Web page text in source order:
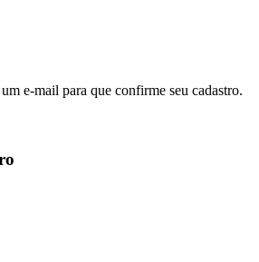
e-mail para que confirme seu cadastro.